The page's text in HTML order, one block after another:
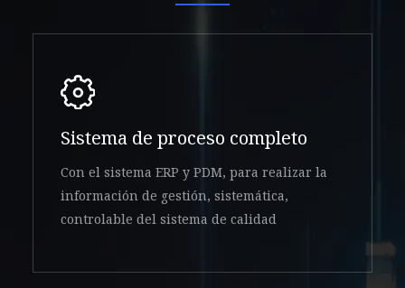
Sistema de proceso completo
Con el sistema ERP y PDM, para realizar la
información de gestión, sistemática,
controlable del sistema de calidad